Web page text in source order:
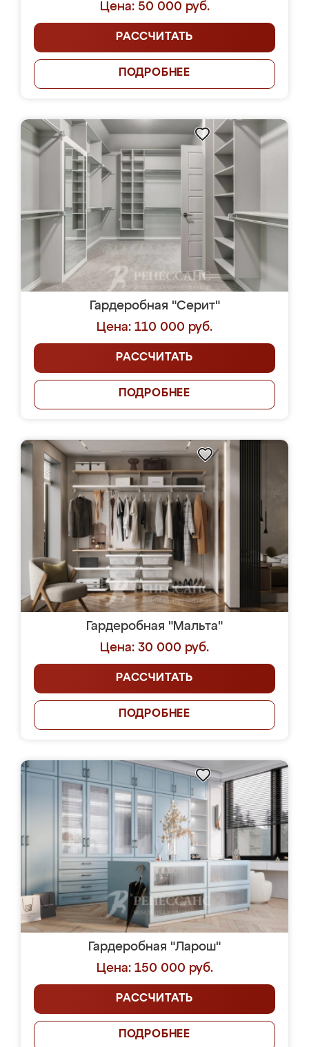
Цена: 50 000 руб.
РАССЧИТАТЬ
ПОДРОБНЕЕ
Гардеробная "Серит"
Цена: 110 000 руб.
РАССЧИТАТЬ
ПОДРОБНЕЕ
Гардеробная "Мальта"
Цена: 30 000 руб.
РАССЧИТАТЬ
ПОДРОБНЕЕ
Гардеробная "Ларош"
Цена: 150 000 руб.
РАССЧИТАТЬ
ПОДРОБНЕЕ